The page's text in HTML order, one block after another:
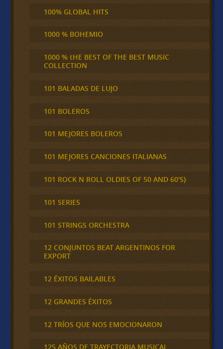
100% GLOBAL HITS
1000 % BOHEMIO
1000 % tHE BEST OF THE BEST MUSIC
COLLECTION
101 BALADAS DE LUJO
101 BOLEROS
101 MEJORES BOLEROS
101 MEJORES CANCIONES ITALIANAS
101 ROCK N ROLL OLDIES OF 50 AND 60'S}
101 SERIES
101 STRINGS ORCHESTRA
12 CONJUNTOS BEAT ARGENTINOS FOR
EXPORT
12 ÉXITOS BAILABLES
12 GRANDES ÉXITOS
12 TRÍOS QUE NOS EMOCIONARON
125 AÑOS DE TRAYECTORIA MUSICAL